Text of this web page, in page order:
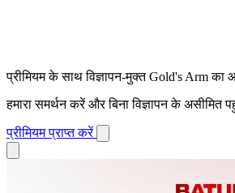
प्रीमियम के साथ विज्ञापन-मुक्त Gold's Arm
हमारा समर्थन करें और बिना विज्ञापन के असीमित
प्रीमियम प्राप्त करें